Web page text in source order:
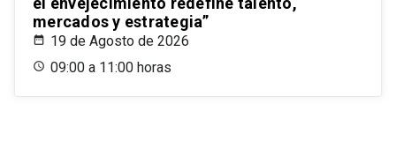
mercados y estrategia”
19 de Agosto de 2026
09:00 a 11:00 horas